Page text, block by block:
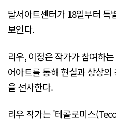
달서아트센터가 18일부터
보인다.
리우, 이정은 작가가 참여하
어아트를 통해 현실과 상상
을 선사한다.
리우 작가는 '테콜로미스